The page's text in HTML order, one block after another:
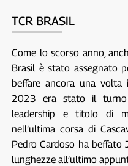
TCR BRASIL
Come lo scorso anno,
Brasil è stato assegnato
beffare ancora una volta
2023 era stato il turno
leadership e titolo di
nell’ultima corsa di
Pedro Cardoso ha beffato
lunghezze all’ultimo